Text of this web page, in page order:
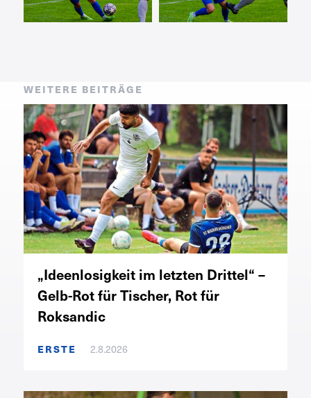
WEITERE BEITRÄGE
„Ideenlosigkeit im letzten Drittel“ –
Gelb-Rot für Tischer, Rot für
Roksandic
ERSTE 2.8.2026